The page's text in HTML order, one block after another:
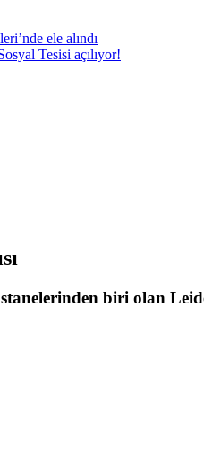
ele alındı
Tesisi açılıyor!
biri olan